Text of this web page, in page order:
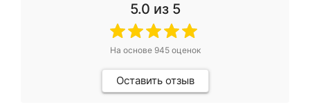
5.0 из 5
На основе 945оценок
Оставить отзыв